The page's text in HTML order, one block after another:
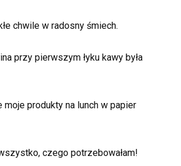
chwile w radosny śmiech.
przy pierwszym łyku kawy była
produkty na lunch w papier
czego potrzebowałam!